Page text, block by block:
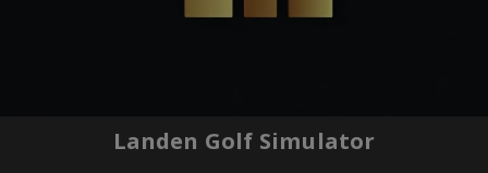
Landen Golf Simulator